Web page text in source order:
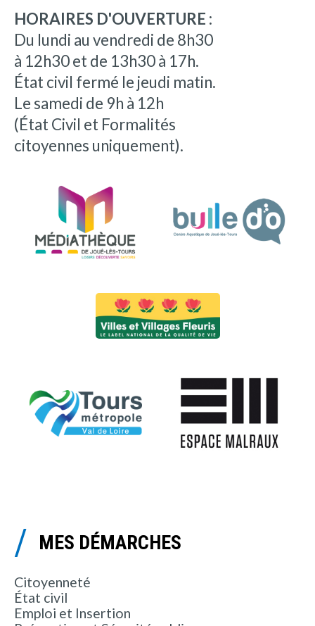
HORAIRES D'OUVERTURE :
Du lundi au vendredi de 8h30
à 12h30 et de 13h30 à 17h.
État civil fermé le jeudi matin.
Le samedi de 9h à 12h
(État Civil et Formalités
citoyennes uniquement).
MES DÉMARCHES
Citoyenneté
État civil
Emploi et Insertion